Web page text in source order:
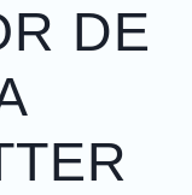
DE